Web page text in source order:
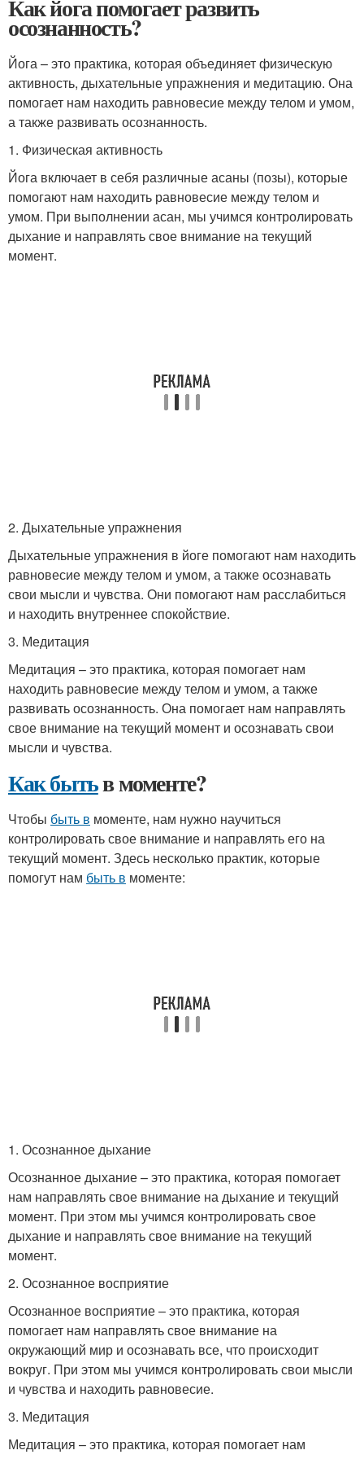
Как йога помогает развить
осознанность?
Йога – это практика, которая объединяет физическую
активность, дыхательные упражнения и медитацию. Она
помогает нам находить равновесие между телом и умом,
а также развивать осознанность.
1. Физическая активность
Йога включает в себя различные асаны (позы), которые
помогают нам находить равновесие между телом и
умом. При выполнении асан, мы учимся контролировать
дыхание и направлять свое внимание на текущий
момент.
2. Дыхательные упражнения
Дыхательные упражнения в йоге помогают нам находить
равновесие между телом и умом, а также осознавать
свои мысли и чувства. Они помогают нам расслабиться
и находить внутреннее спокойствие.
3. Медитация
Медитация – это практика, которая помогает нам
находить равновесие между телом и умом, а также
развивать осознанность. Она помогает нам направлять
свое внимание на текущий момент и осознавать свои
мысли и чувства.
Как бытьв моменте?
Чтобы быть в моменте, нам нужно научиться
контролировать свое внимание и направлять его на
текущий момент. Здесь несколько практик, которые
помогут нам быть в моменте:
1. Осознанное дыхание
Осознанное дыхание – это практика, которая помогает
нам направлять свое внимание на дыхание и текущий
момент. При этом мы учимся контролировать свое
дыхание и направлять свое внимание на текущий
момент.
2. Осознанное восприятие
Осознанное восприятие – это практика, которая
помогает нам направлять свое внимание на
окружающий мир и осознавать все, что происходит
вокруг. При этом мы учимся контролировать свои мысли
и чувства и находить равновесие.
3. Медитация
Медитация – это практика, которая помогает нам